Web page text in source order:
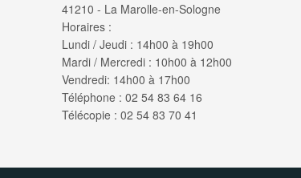
41210 - La Marolle-en-Sologne
Horaires :
Lundi / Jeudi : 14h00 à 19h00
Mardi / Mercredi : 10h00 à 12h00
Vendredi: 14h00 à 17h00
Téléphone : 02 54 83 64 16
Télécopie : 02 54 83 70 41